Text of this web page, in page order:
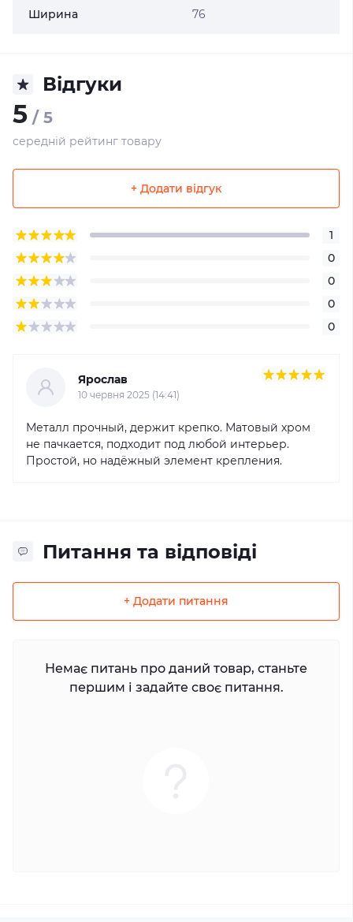
Ширина 76
Відгуки
5 / 5
середній рейтинг товару
+ Додати відгук
1
0
0
0
0
Ярослав
10 червня 2025 (14:41)
Металл прочный, держит крепко. Матовый хром
не пачкается, подходит под любой интерьер.
Простой, но надёжный элемент крепления.
Питання та відповіді
+ Додати питання
Немає питань про даний товар, станьте
першим і задайте своє питання.